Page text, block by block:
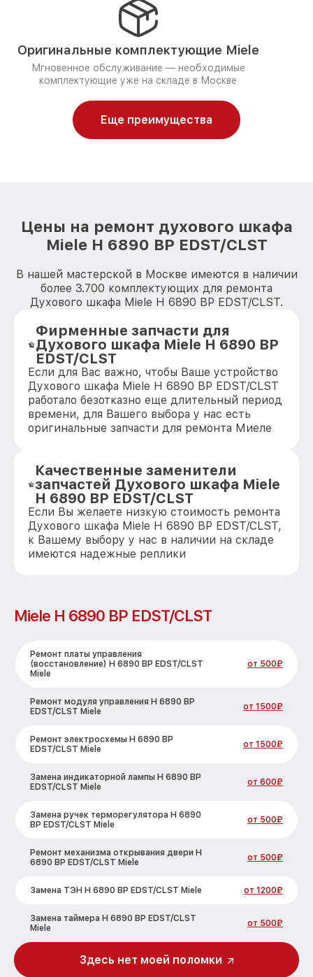
Оригинальные комплектующие Miele
Мгновенное обслуживание — необходимые
комплектующие уже на складе в Москве
Еще преимущества
Цены на ремонт духового шкафа
Miele H 6890 BP EDST/CLST
В нашей мастерской в Москве имеются в наличии
более 3.700 комплектующих для ремонта
Духового шкафа Miele H 6890 BP EDST/CLST.
Фирменные запчасти для
Духового шкафа Miele H 6890 BP
EDST/CLST
Если для Вас важно, чтобы Ваше устройство
Духового шкафа Miele H 6890 BP EDST/CLST
работало безотказно еще длительный период
времени, для Вашего выбора у нас есть
оригинальные запчасти для ремонта Миеле
Качественные заменители
запчастей Духового шкафа Miele
H 6890 BP EDST/CLST
Если Вы желаете низкую стоимость ремонта
Духового шкафа Miele H 6890 BP EDST/CLST,
к Вашему выбору у нас в наличии на складе
имеются надежные реплики
Miele H 6890 BP EDST/CLST
Ремонт платы управления
(восстановление) H 6890 BP EDST/CLST
Miele
от 500₽
Ремонт модуля управления H 6890 BP
EDST/CLST Miele
от 1500₽
Ремонт электросхемы H 6890 BP
EDST/CLST Miele
от 1500₽
Замена индикаторной лампы H 6890 BP
EDST/CLST Miele
от 600₽
Замена ручек терморегулятора H 6890
BP EDST/CLST Miele
от 500₽
Ремонт механизма открывания двери H
6890 BP EDST/CLST Miele
от 500₽
Замена ТЭН H 6890 BP EDST/CLST Miele от 1200₽
Замена таймера H 6890 BP EDST/CLST
Miele
от 500₽
Замена предохранителя H 6890 BP
EDST/CLST MieleЗдесь нет моей поломки